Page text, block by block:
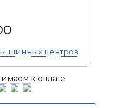
шинных центров
к оплате